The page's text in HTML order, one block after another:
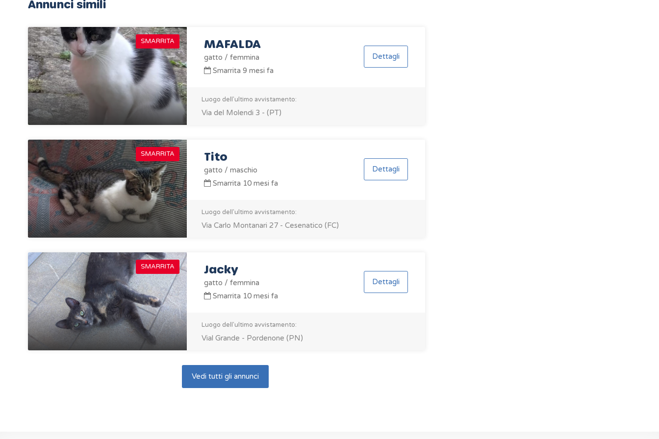
Annunci simili
SMARRITA MAFALDA
gatto / femmina
Smarrita 9 mesi fa
Dettagli
Luogo dell'ultimo avvistamento:
Via del Molendi 3 - (PT)
SMARRITA Tito
gatto / maschio
Smarrita 10 mesi fa
Dettagli
Luogo dell'ultimo avvistamento:
Via Carlo Montanari 27 - Cesenatico (FC)
SMARRITA Jacky
gatto / femmina
Smarrita 10 mesi fa
Dettagli
Luogo dell'ultimo avvistamento:
Vial Grande - Pordenone (PN)
Vedi tutti gli annunci